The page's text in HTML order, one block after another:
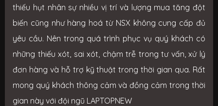
thiếu hụt nhân sự nhiều vị trí và lượng mua tăng đột
biến cũng như hàng hoá từ NSX không cung cấp đủ
yêu cầu. Nên trong quá trình phục vụ quý khách có
những thiếu xót, sai xót, chậm trễ trong tư vấn, xử lý
đơn hàng và hỗ trợ kỹ thuật trong thời gian qua. Rất
mong quý khách thông cảm và đồng cảm trong thời
gian này với đội ngũ LAPTOPNEW